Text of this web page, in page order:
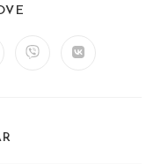
Abre Abre